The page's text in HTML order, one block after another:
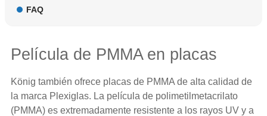
FAQ
Película de PMMA en placas
König también ofrece placas de PMMA de alta calidad de
la marca Plexiglas. La película de polimetilmetacrilato
(PMMA) es extremadamente resistente a los rayos UV y a